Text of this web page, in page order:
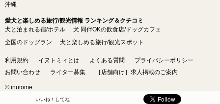
いいね！してね
沖縄
愛犬と楽しめる旅行/観光情報 ランキング＆クチコミ
犬と泊まれる宿/ホテル
犬 同伴OKの飲食店/ドッグカフェ
全国のドッグラン
犬と楽しめる旅行/観光スポット
利用規約 イヌトミィとは よくある質問
プライバシーポリシー
お問い合わせ
ライター募集 ［店舗向け］求人掲載のご案内
© inutome